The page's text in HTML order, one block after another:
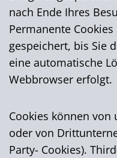
nach Ende Ihres
Permanente
gespeichert, bis Sie
eine automatische
Webbrowser erfolgt.
Cookies können von
oder von
Party- Cookies).